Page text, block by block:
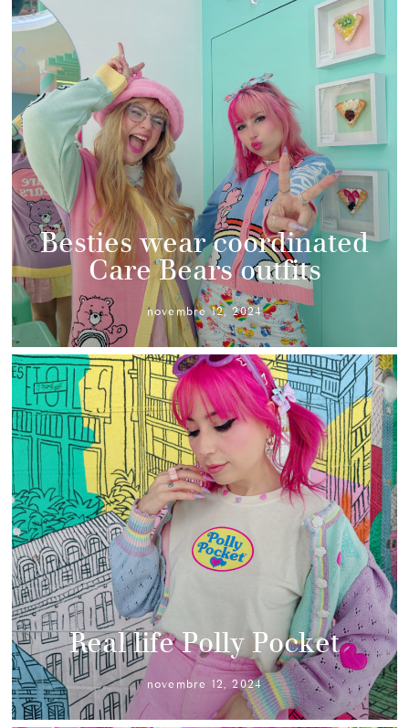
Besties wear coordinated
Care Bears outfits
novembre 12, 2024
Real life Polly Pocket
novembre 12, 2024